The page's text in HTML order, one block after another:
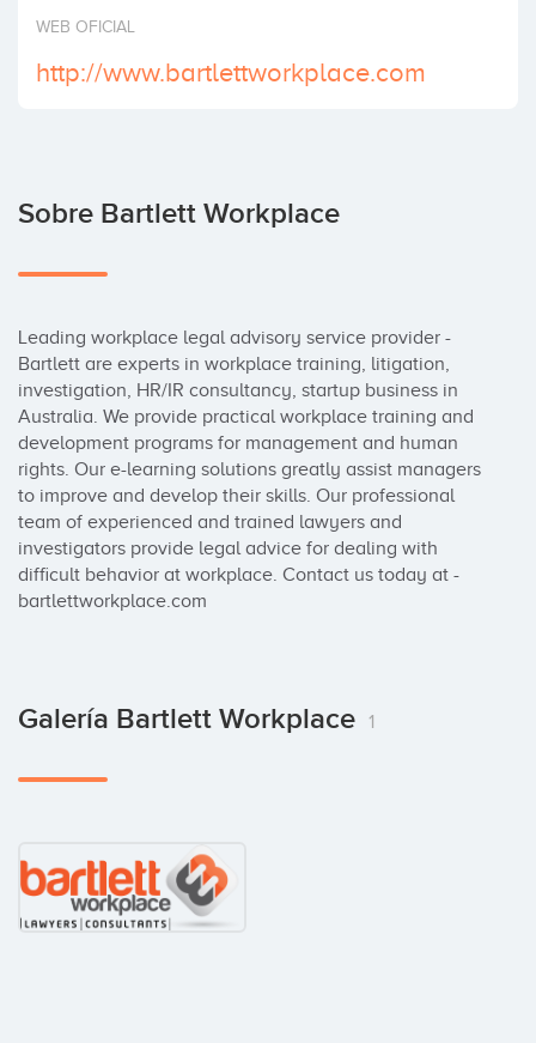
Invertir
WEB OFICIAL
http://www.bartlettworkplace.com
Sobre Bartlett Workplace
Leading workplace legal advisory service provider -
Bartlett are experts in workplace training, litigation,
investigation, HR/IR consultancy, startup business in
Australia. We provide practical workplace training and
development programs for management and human
rights. Our e-learning solutions greatly assist managers
to improve and develop their skills. Our professional
team of experienced and trained lawyers and
investigators provide legal advice for dealing with
difficult behavior at workplace. Contact us today at -
bartlettworkplace.com
Galería Bartlett Workplace 1